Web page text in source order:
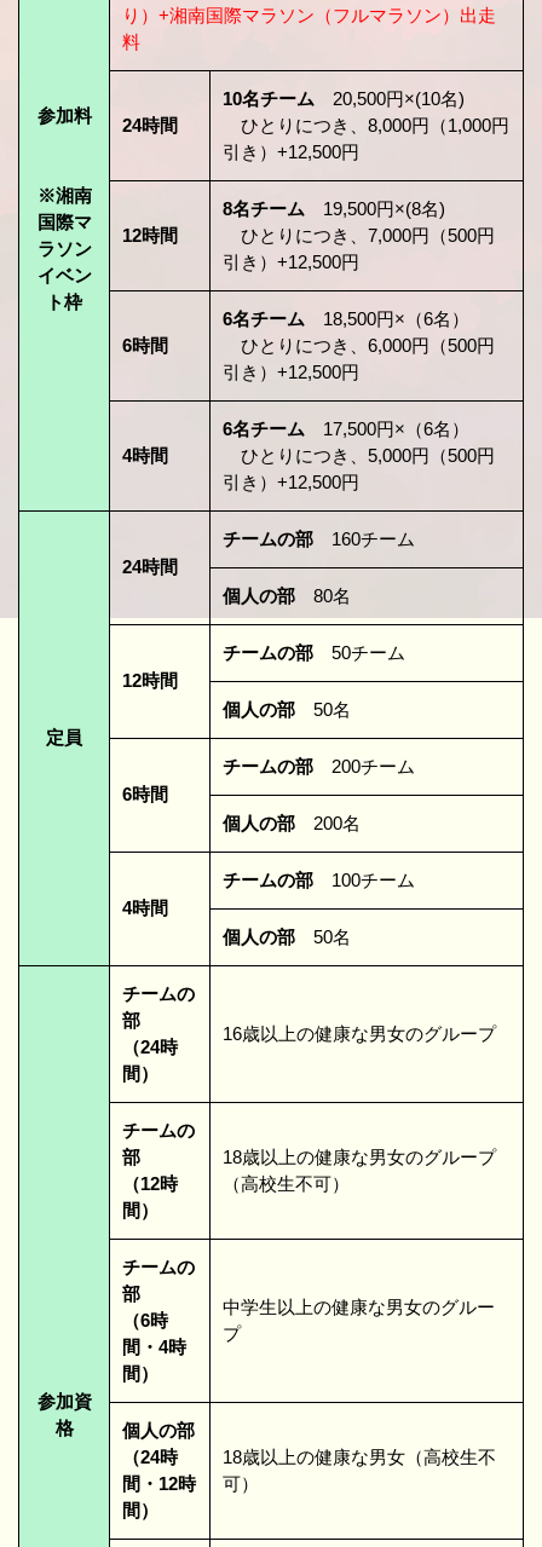
参加料
※湘南
国際マ
ラソン
イベン
ト枠
り）+湘南国際マラソン（フルマラソン）出走
料
24時間
10名チーム 20,500円×(10名)
ひとりにつき、8,000円（1,000円
引き）+12,500円
12時間
8名チーム 19,500円×(8名)
ひとりにつき、7,000円（500円
引き）+12,500円
6時間
6名チーム 18,500円×（6名）
ひとりにつき、6,000円（500円
引き）+12,500円
4時間
6名チーム 17,500円×（6名）
ひとりにつき、5,000円（500円
引き）+12,500円
定員
24時間
チームの部 160チーム
個人の部 80名
12時間
チームの部 50チーム
個人の部 50名
6時間
チームの部 200チーム
個人の部 200名
4時間
チームの部 100チーム
個人の部 50名
参加資
格
チームの
部
（24時
間）
16歳以上の健康な男女のグループ
チームの
部
（12時
間）
18歳以上の健康な男女のグループ
（高校生不可）
チームの
部
（6時
間・4時
間）
中学生以上の健康な男女のグルー
プ
個人の部
（24時
間・12時
間）
18歳以上の健康な男女（高校生不
可）